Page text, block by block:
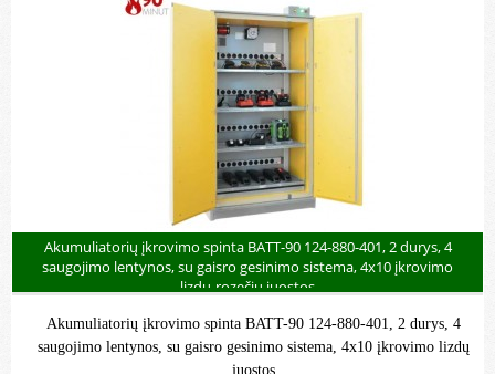
Akumuliatorių įkrovimo spinta BATT-90 124-880-401, 2 durys, 4
saugojimo lentynos, su gaisro gesinimo sistema, 4x10 įkrovimo
lizdų-rozečių juostos
Akumuliatorių įkrovimo spinta BATT-90 124-880-401, 2 durys, 4
saugojimo lentynos, su gaisro gesinimo sistema, 4x10 įkrovimo lizdų
juostos